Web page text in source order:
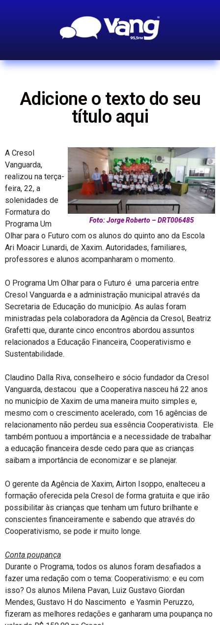
Adicione o texto do seu
título aqui
Foto: Jorge Roberto – DRT006485
A Cresol
Vanguarda,
realizou na terça-
feira, 22, a
solenidades de
Formatura do
Programa Um
Olhar para o Futuro com os alunos do quinto ano da Escola
Ari Moacir Lunardi, de Xaxim. Autoridades, familiares,
professores e alunos acompanharam o momento.
O Programa Um Olhar para o Futuro é uma parceria entre
Cresol Vanguarda e a administração municipal através da
Secretaria de Educação do município. As aulas foram
ministradas pela colaboradora da Agência da Cresol, Beatriz
Grafetti que, durante cinco encontros abordou assuntos
relacionados a Educação Financeira, Cooperativismo e
Sustentabilidade.
Claudino Dalla Riva, conselheiro e sócio fundador da Cresol
Vanguarda, destacou que a Cooperativa nasceu há 22 anos
no município de Xaxim de uma maneira muito simples e,
mesmo com o crescimento acelerado, com 16 agências de
relacionamento não perdeu sua essência Cooperativista. Ele
também pontuou a importância e a necessidade de trabalhar
a educação financeira desde cedo para que as crianças
saibam a importância de economizar e se planejar.
O gerente da Agência de Xaxim, Airton Isoppo, enalteceu a
formação oferecida pela Cresol de forma gratuita e que irão
possibilitar às crianças que tenham um futuro brilhante e
conscientes financeiramente e sabendo que através do
Cooperativismo, se pode ir muito longe.
Conta poupança
Durante o Programa, todos os alunos foram desafiados a
fazer uma redação com o tema: Cooperativismo: e eu com
isso? Os alunos Milena Pavan, Luiz Gustavo Giordan
Mendes, Gustavo H do Nascimento e Yasmin Peruzzo,
fizeram as melhores redações e ganharam uma poupança no